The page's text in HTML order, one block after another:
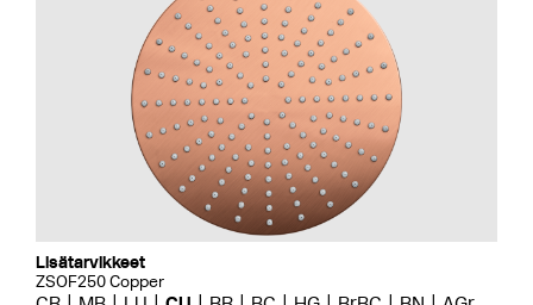
Lisätarvikkeet
ZSOF250 Copper